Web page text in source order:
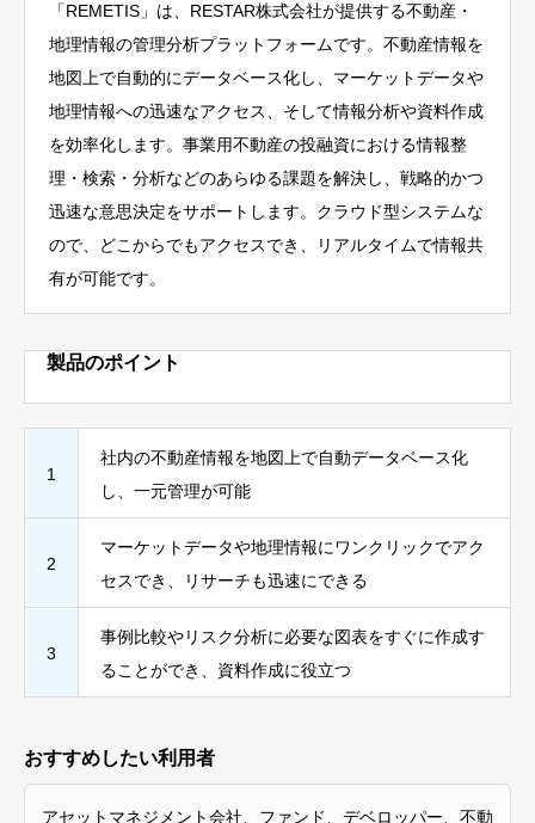
「REMETIS」は、RESTAR株式会社が提供する不動産・
地理情報の管理分析プラットフォームです。 ​不動産情報を
地図上で自動的にデータベース化し、マーケットデータや
地理情報への迅速なアクセス、そして情報分析や資料作成
を効率化します。​事業用不動産の投融資における情報整
理・検索・分析などのあらゆる課題を解決し、戦略的かつ
迅速な意思決定をサポートします。クラウド型システムな
ので、どこからでもアクセスでき、リアルタイムで情報共
有が可能です。
製品のポイント
1
社内の不動産情報を地図上で自動データベース化
し、一元管理が可能
2
マーケットデータや地理情報にワンクリックでアク
セスでき、リサーチも迅速にできる
3
事例比較やリスク分析に必要な図表をすぐに作成す
ることができ、資料作成に役立つ
おすすめしたい利用者
アセットマネジメント会社、ファンド、デベロッパー、不動